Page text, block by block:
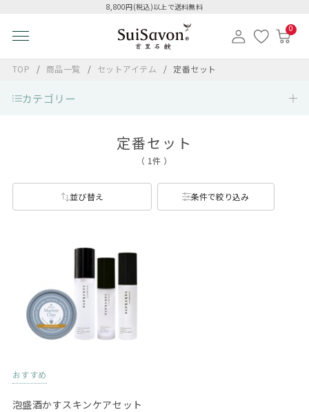
8,800円(税込)以上で送料無料
0
TOP 商品一覧 セットアイテム 定番セット
カテゴリー
定番セット
（ 1件 ）
並び替え 条件で絞り込み
おすすめ
泡盛酒かすスキンケアセット